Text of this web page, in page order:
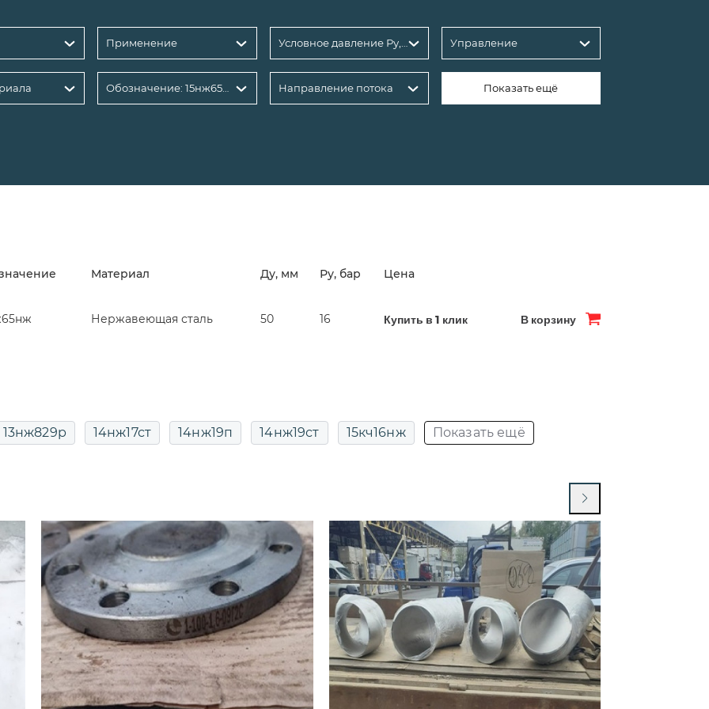
Применение Управление
Направление потока Показать ещё
Материал Ду, мм Ру, бар Цена
Нержавеющая сталь 50 16 Купить в 1 клик В корзину
13нж829р 14нж17ст 14нж19п 14нж19ст 15кч16нж Показать ещё
15кч18п ду20 ру16 15кч18п ду25 15кч18п ду25 ру16 15кч18п ду32
15кч18п проходной 15кч18п чугунный 15кч18п чугунный муфтовый
15кч19п ду25 ру16 15кч19п ду32 15кч19п ду32 ру16 15кч19п ду50 ру16
фланцевый 15кч19п чугунный фланцевый 15лс68нж 15нж11бк
15нж22п 15нж40п 15нж57нж 15нж58нж 15нж65нж
15нж65нж ду50 15нж65п34 15нж66п 15нж68нж 15нж6бк